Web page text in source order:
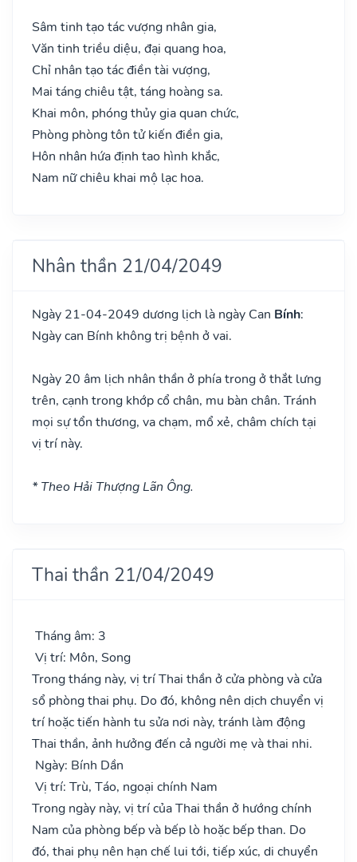
Sâm tinh tạo tác vượng nhân gia,
Văn tinh triều diệu, đại quang hoa,
Chỉ nhân tạo tác điền tài vượng,
Mai táng chiêu tật, táng hoàng sa.
Khai môn, phóng thủy gia quan chức,
Phòng phòng tôn tử kiến điền gia,
Hôn nhân hứa định tao hình khắc,
Nam nữ chiêu khai mộ lạc hoa.
Nhân thần 21/04/2049
Ngày 21-04-2049 dương lịch là ngày Can Bính:
Ngày can Bính không trị bệnh ở vai.
Ngày 20 âm lịch nhân thần ở phía trong ở thắt lưng
trên, cạnh trong khớp cổ chân, mu bàn chân. Tránh
mọi sự tổn thương, va chạm, mổ xẻ, châm chích tại
vị trí này.
* Theo Hải Thượng Lãn Ông.
Thai thần 21/04/2049
Tháng âm: 3
Vị trí: Môn, Song
Trong tháng này, vị trí Thai thần ở cửa phòng và cửa
sổ phòng thai phụ. Do đó, không nên dịch chuyển vị
trí hoặc tiến hành tu sửa nơi này, tránh làm động
Thai thần, ảnh hưởng đến cả người mẹ và thai nhi.
Ngày: Bính Dần
Vị trí: Trù, Táo, ngoại chính Nam
Trong ngày này, vị trí của Thai thần ở hướng chính
Nam của phòng bếp và bếp lò hoặc bếp than. Do
đó, thai phụ nên hạn chế lui tới, tiếp xúc, di chuyển